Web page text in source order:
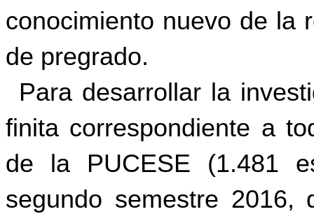
conocimiento nuevo de la
de pregrado.
Para desarrollar la
finita correspondiente a
de la PUCESE (1.481
segundo semestre